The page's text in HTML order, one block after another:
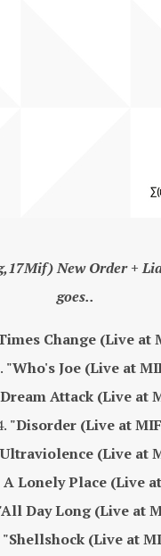
New Order +
goes..
Change (Live at
"Who's Joe (Live at
Attack (Live at
"Disorder (Live at
(Live at
Lonely Place (Live
Day Long (Live at
"Shellshock (Live at